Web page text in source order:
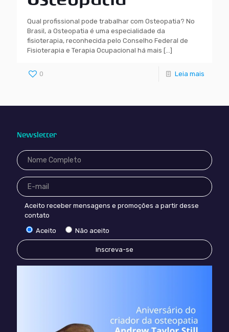
Qual profissional pode trabalhar com Osteopatia? No
Brasil, a Osteopatia é uma especialidade da
fisioterapia, reconhecida pelo Conselho Federal de
Fisioterapia e Terapia Ocupacional há mais […]
0 Leia mais
Newsletter
Aceito receber mensagens e promoções a partir desse
contato
Aceito
Não aceito